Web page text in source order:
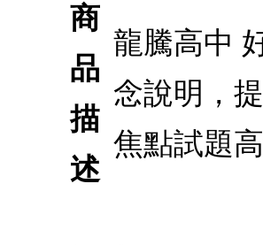
商
品
描
述
龍騰高中
念說明，
焦點試題